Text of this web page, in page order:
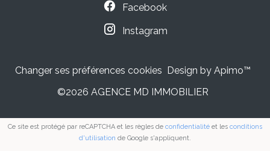
Facebook
Instagram
Changer ses préférences cookies Design by Apimo™
©2026 AGENCE MD IMMOBILIER
Ce site est protégé par reCAPTCHA et les règles de confidentialité et les conditions
d'utilisation de Google s'appliquent.